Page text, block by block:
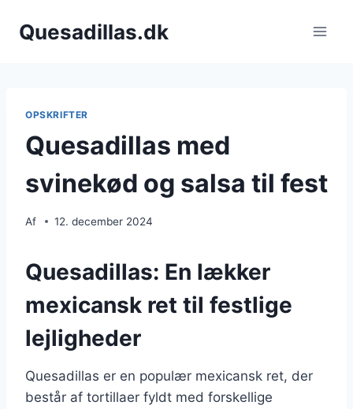
Quesadillas.dk
OPSKRIFTER
Quesadillas med
svinekød og salsa til fest
Af 12. december 2024
Quesadillas: En lækker
mexicansk ret til festlige
lejligheder
Quesadillas er en populær mexicansk ret, der
består af tortillaer fyldt med forskellige